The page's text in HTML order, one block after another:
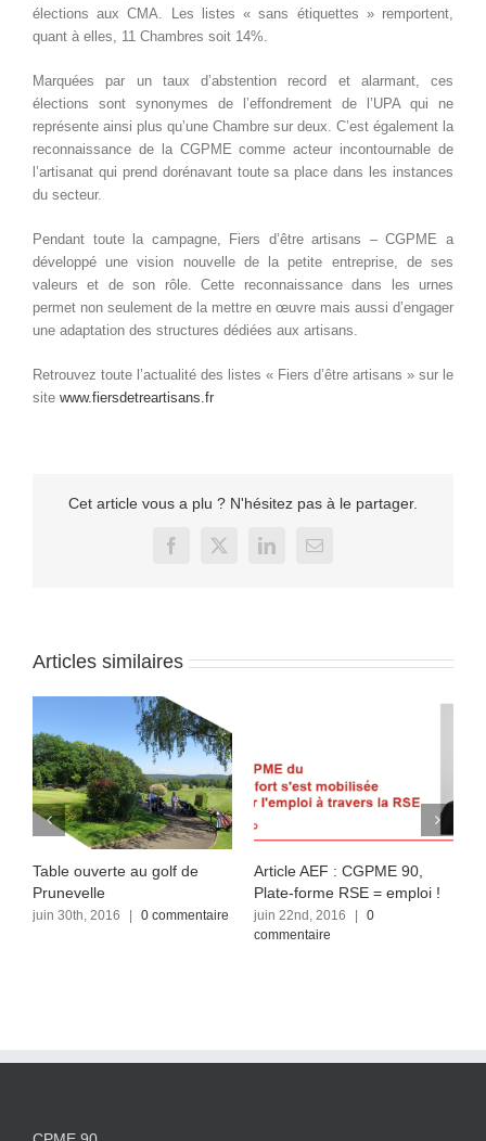
élections aux CMA. Les listes « sans étiquettes » remportent,
quant à elles, 11 Chambres soit 14%.
Marquées par un taux d’abstention record et alarmant, ces
élections sont synonymes de l’effondrement de l’UPA qui ne
représente ainsi plus qu’une Chambre sur deux. C’est également la
reconnaissance de la CGPME comme acteur incontournable de
l’artisanat qui prend dorénavant toute sa place dans les instances
du secteur.
Pendant toute la campagne, Fiers d’être artisans – CGPME a
développé une vision nouvelle de la petite entreprise, de ses
valeurs et de son rôle. Cette reconnaissance dans les urnes
permet non seulement de la mettre en œuvre mais aussi d’engager
une adaptation des structures dédiées aux artisans.
Retrouvez toute l’actualité des listes « Fiers d’être artisans » sur le
site www.fiersdetreartisans.fr
Cet article vous a plu ? N'hésitez pas à le partager.
Facebook
X LinkedInEmail
Articles similaires
Table ouverte au golf de
Prunevelle
juin 30th, 2016 | 0 commentaire
Article AEF : CGPME 90,
Plate-forme RSE = emploi !
juin 22nd, 2016 |
0
commentaire